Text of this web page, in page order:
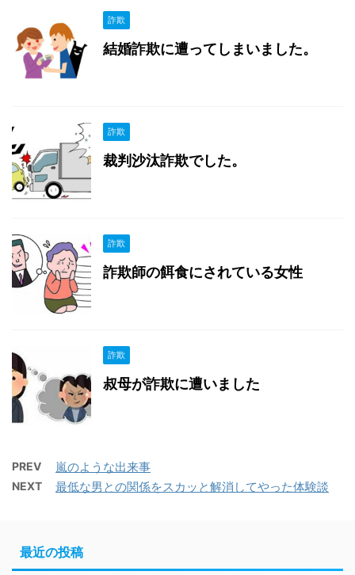
詐欺
結婚詐欺に遭ってしまいました。
詐欺
裁判沙汰詐欺でした。
詐欺
詐欺師の餌食にされている女性
詐欺
叔母が詐欺に遭いました
PREV 嵐のような出来事
NEXT 最低な男との関係をスカッと解消してやった体験談
最近の投稿